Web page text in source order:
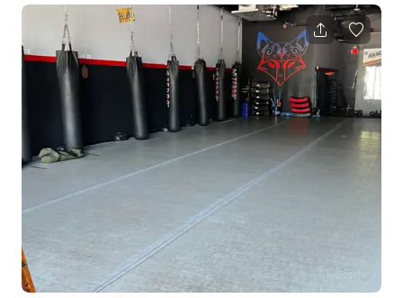
Werbespots, Musikvideos, Social-Media-Inhalte und vieles
mehr passt. Fragen Sie immer den Gastgeber nach der
Verfügbarkeit des Raums. Bitte beachten Sie, dass sich die
Preise je nach Art der Produktion ändern können. Fragen Sie
immer den Gastgeber nach individuellen